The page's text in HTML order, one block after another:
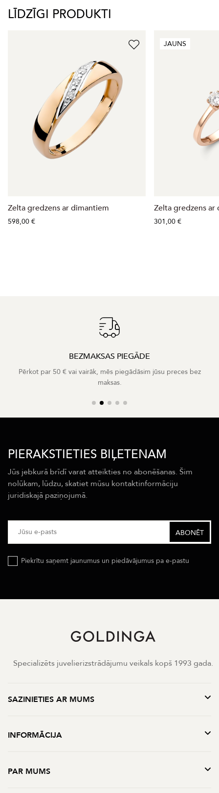
LĪDZĪGI PRODUKTI
Zelta gredzens ar dimantiem
598,00 €
JAUNS
Zelta gredzens
301,00 €
BEZMAKSAS PIEGĀDE
Pērkot par 50 € vai vairāk, mēs piegādāsim jūsu preces bez
maksas.
PIERAKSTIETIES BIĻETENAM
Jūs jebkurā brīdī varat atteikties no abonēšanas. Šim
nolūkam, lūdzu, skatiet mūsu kontaktinformāciju
juridiskajā paziņojumā.
Piekrītu saņemt jaunumus un piedāvājumus pa e-pastu
Specializēts juvelierizstrādājumu veikals kopš 1993 gada.
SAZINIETIES AR MUMS
INFORMĀCIJA
PAR MUMS